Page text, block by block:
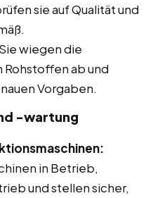
sie auf Qualität und
Sie wiegen die
ab und
Vorgaben.
-wartung
in Betrieb,
und stellen sicher,